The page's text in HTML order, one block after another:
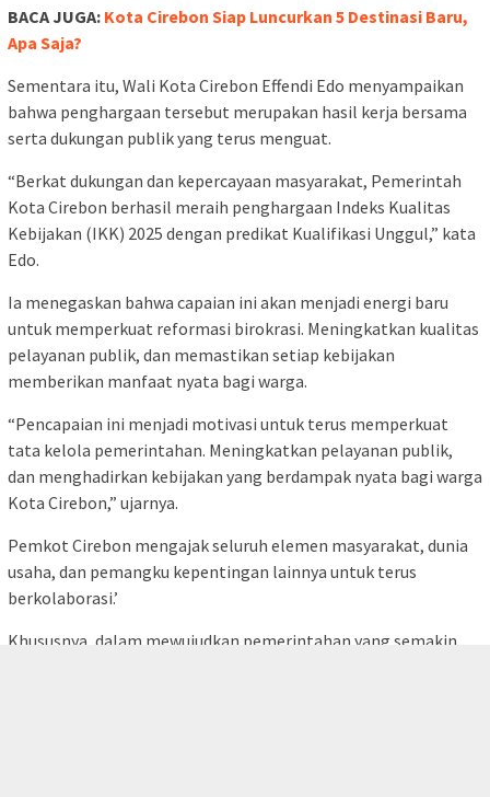
BACA JUGA: Kota Cirebon Siap Luncurkan 5 Destinasi Baru,
Apa Saja?
Sementara itu, Wali Kota Cirebon Effendi Edo menyampaikan
bahwa penghargaan tersebut merupakan hasil kerja bersama
serta dukungan publik yang terus menguat.
“Berkat dukungan dan kepercayaan masyarakat, Pemerintah
Kota Cirebon berhasil meraih penghargaan Indeks Kualitas
Kebijakan (IKK) 2025 dengan predikat Kualifikasi Unggul,” kata
Edo.
Ia menegaskan bahwa capaian ini akan menjadi energi baru
untuk memperkuat reformasi birokrasi. Meningkatkan kualitas
pelayanan publik, dan memastikan setiap kebijakan
memberikan manfaat nyata bagi warga.
“Pencapaian ini menjadi motivasi untuk terus memperkuat
tata kelola pemerintahan. Meningkatkan pelayanan publik,
dan menghadirkan kebijakan yang berdampak nyata bagi warga
Kota Cirebon,” ujarnya.
Pemkot Cirebon mengajak seluruh elemen masyarakat, dunia
usaha, dan pemangku kepentingan lainnya untuk terus
berkolaborasi.’
Khususnya, dalam mewujudkan pemerintahan yang semakin